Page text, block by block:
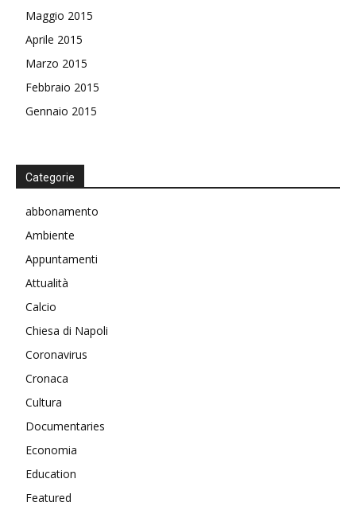
Maggio 2015
Aprile 2015
Marzo 2015
Febbraio 2015
Gennaio 2015
Categorie
abbonamento
Ambiente
Appuntamenti
Attualità
Calcio
Chiesa di Napoli
Coronavirus
Cronaca
Cultura
Documentaries
Economia
Education
Featured